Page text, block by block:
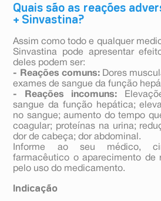
Quais são as reações
+ Sinvastina?
Assim como todo e qualquer
Sinvastina pode apresentar
deles podem ser:
- Reações comuns:Dores
exames de sangue da função
- Reações incomuns:
sangue da função hepática;
no sangue; aumento do tempo
coagular; proteínas na urina;
dor de cabeça; dor abdominal.
Informe ao seu médico,
farmacêutico o aparecimento de
pelo uso do medicamento.
Indicação